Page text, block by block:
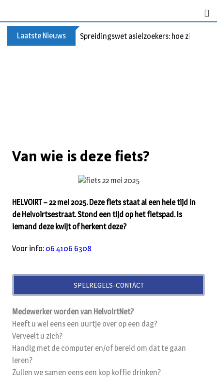
Laatste Nieuws Spreidingswet asielzoekers: hoe zit dat?
Van wie is deze fiets?
HELVOIRT – 22 mei 2025. Deze fiets staat al een hele tijd in
de Helvoirtsestraat. Stond een tijd op het fietspad. Is
iemand deze kwijt of herkent deze?
Voor info: 06 4106 6308
SPELREGELS-CONTACT
Medewerker worden van HelvoirtNet?
Heeft u wel eens een uurtje over op een dag?
Verveelt u zich?
Handig met de computer en/of bereid om dat te gaan
leren?
Zullen we samen eens een kop koffie drinken?